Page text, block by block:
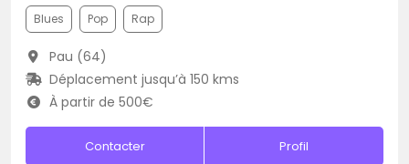
Blues Pop Rap
Pau (64)
Déplacement jusqu’à 150 kms
À partir de 500€
Contacter Profil